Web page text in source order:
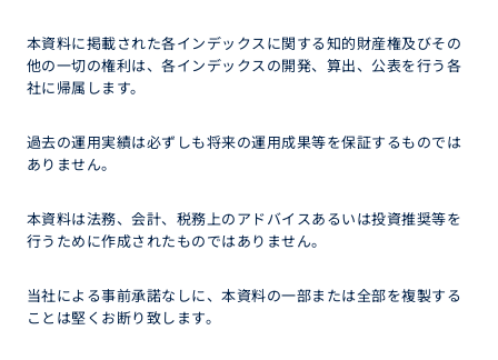
本資料に掲載された各インデックスに関する知的財産権及びその
他の一切の権利は、各インデックスの開発、算出、公表を行う各
社に帰属します。
過去の運用実績は必ずしも将来の運用成果等を保証するものでは
ありません。
本資料は法務、会計、税務上のアドバイスあるいは投資推奨等を
行うために作成されたものではありません。
当社による事前承諾なしに、本資料の一部または全部を複製する
ことは堅くお断り致します。